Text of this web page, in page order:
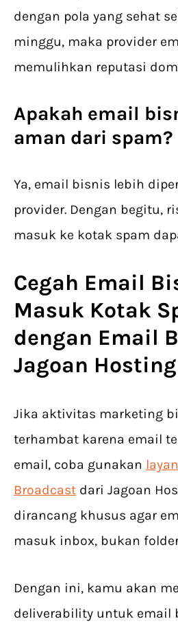
dengan pola yang sehat
minggu, maka provider
memulihkan reputasi
Apakah email
aman dari spam?
Ya, email bisnis lebih
provider. Dengan begitu,
masuk ke kotak spam
Cegah Email
Masuk Kotak
dengan Email
Jagoan Hosting
Jika aktivitas marketing
terhambat karena email
email, coba gunakan
Broadcast dari Jagoan
dirancang khusus agar
masuk inbox, bukan
Dengan ini, kamu akan
deliverability untuk email